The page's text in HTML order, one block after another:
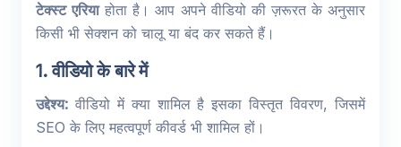
टेक्स्ट एरियाहोता है। आप अपने वीडियो की ज़रूरत के अनुसार
किसी भी सेक्शन को चालू या बंद कर सकते हैं।
1. वीडियो के बारे में
उद्देश्य: वीडियो में क्या शामिल है इसका विस्तृत विवरण, जिसमें
SEO के लिए महत्वपूर्ण कीवर्ड भी शामिल हों।